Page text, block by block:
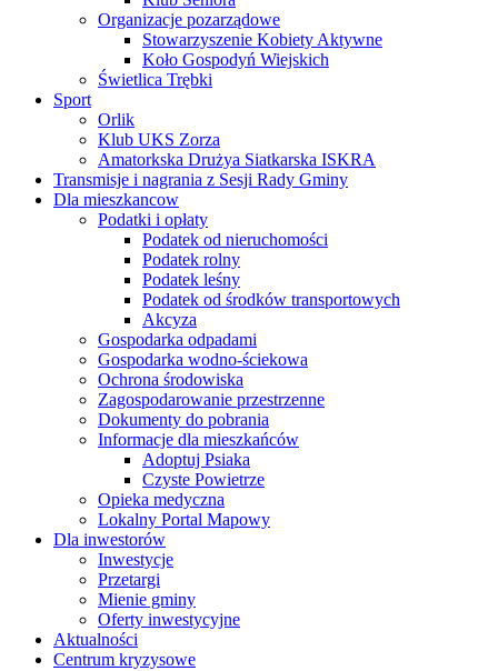
Organizacje pozarządowe
Stowarzyszenie Kobiety Aktywne
Koło Gospodyń Wiejskich
Świetlica Trębki
Sport
Orlik
Klub UKS Zorza
Amatorkska Drużya Siatkarska ISKRA
Transmisje i nagrania z Sesji Rady Gminy
Dla mieszkancow
Podatki i opłaty
Podatek od nieruchomości
Podatek rolny
Podatek leśny
Podatek od środków transportowych
Akcyza
Gospodarka odpadami
Gospodarka wodno-ściekowa
Ochrona środowiska
Zagospodarowanie przestrzenne
Dokumenty do pobrania
Informacje dla mieszkańców
Adoptuj Psiaka
Czyste Powietrze
Opieka medyczna
Lokalny Portal Mapowy
Dla inwestorów
Inwestycje
Przetargi
Mienie gminy
Oferty inwestycyjne
Aktualności
Centrum kryzysowe